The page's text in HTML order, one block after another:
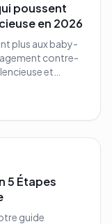
poussent
en 2026
plus aux baby-
contre-
et
5 Étapes
guide